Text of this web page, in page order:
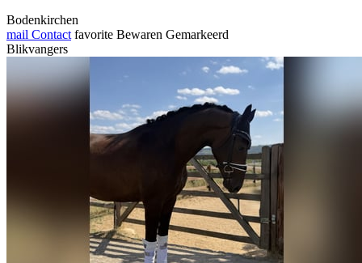
Bodenkirchen
mail Contact favorite Bewaren Gemarkeerd
Blikvangers